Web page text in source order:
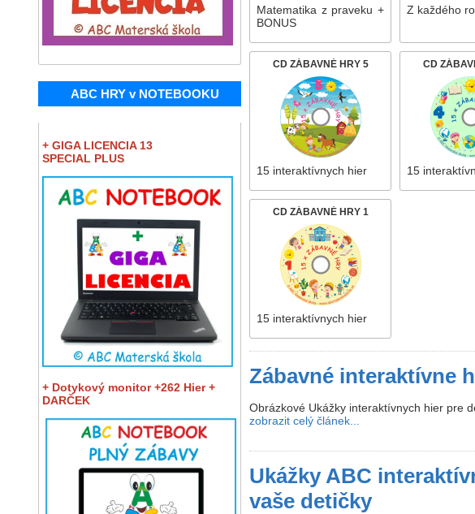
ABC HRY v NOTEBOOKU
+ GIGA LICENCIA 13
SPECIAL PLUS
+ Dotykový monitor +262 Hier +
DARČEK
Matematika z praveku +
BONUS
Z každého
CD ZÁBAVNÉ HRY 5
15 interaktívnych hier
CD
15
CD ZÁBAVNÉ HRY 1
15 interaktívnych hier
Zábavné interaktívne
Obrázkové Ukážky interaktívnych hier pre
zobrazit celý článek...
Ukážky ABC
vaše detičky